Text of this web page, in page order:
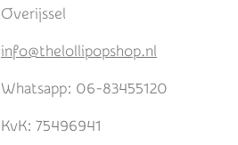
Overijssel
info@thelollipopshop.nl
Whatsapp: 06-83455120
KvK: 75496941